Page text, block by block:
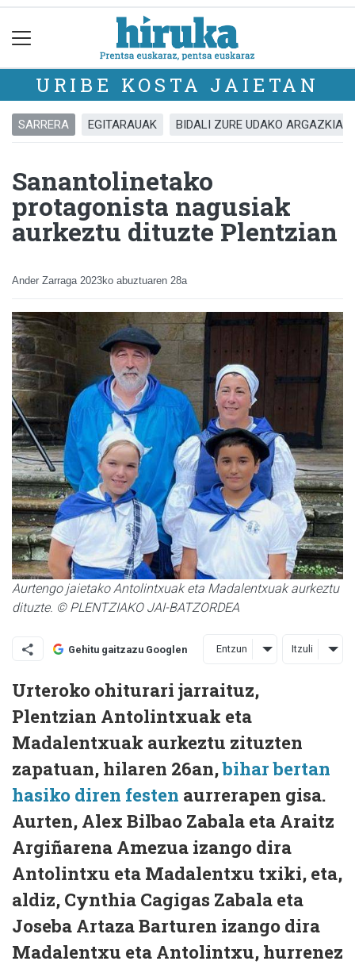
URIBE KOSTA JAIETAN
SARRERA EGITARAUAK BIDALI ZURE UDAKO ARGAZKIAK
Sanantolinetako
protagonista nagusiak
aurkeztu dituzte Plentzian
Ander Zarraga 2023ko abuztuaren 28a
Aurtengo jaietako Antolintxuak eta Madalentxuak aurkeztu
dituzte. © PLENTZIAKO JAI-BATZORDEA
Gehitu gaitzazu Googlen Entzun Itzuli
Urteroko ohiturari jarraituz,
Plentzian Antolintxuak eta
Madalentxuak aurkeztu zituzten
zapatuan, hilaren 26an,bihar bertan
hasiko diren festen aurrerapen gisa.
Aurten, Alex Bilbao Zabala eta Araitz
Argiñarena Amezua izango dira
Antolintxu eta Madalentxu txiki, eta,
aldiz, Cynthia Cagigas Zabala eta
Joseba Artaza Barturen izango dira
Madalentxu eta Antolintxu, hurrenez